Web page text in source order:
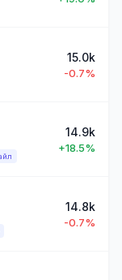
15.0k
-0.7%
14.9k
+18.5%
14.8k
-0.7%